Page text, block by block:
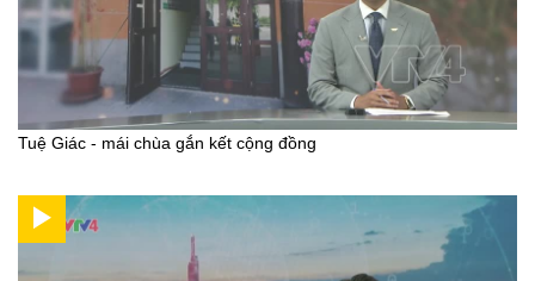
Tuệ Giác - mái chùa gắn kết cộng đồng